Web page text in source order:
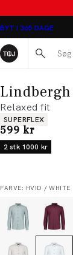
BYT I 365 DAGE
Søg her...
Relaxed fit
Produkt
SUPERFLEX
I alt (inkl.
599 kr
2 stk 1000 kr
FARVE: HVID / WHITE